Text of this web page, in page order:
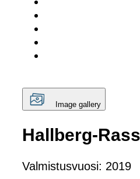
Image gallery
Hallberg-
Valmistusvuosi: 2019